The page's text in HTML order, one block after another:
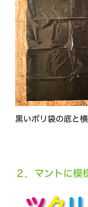
黒いポリ袋の底と
２．マントに模